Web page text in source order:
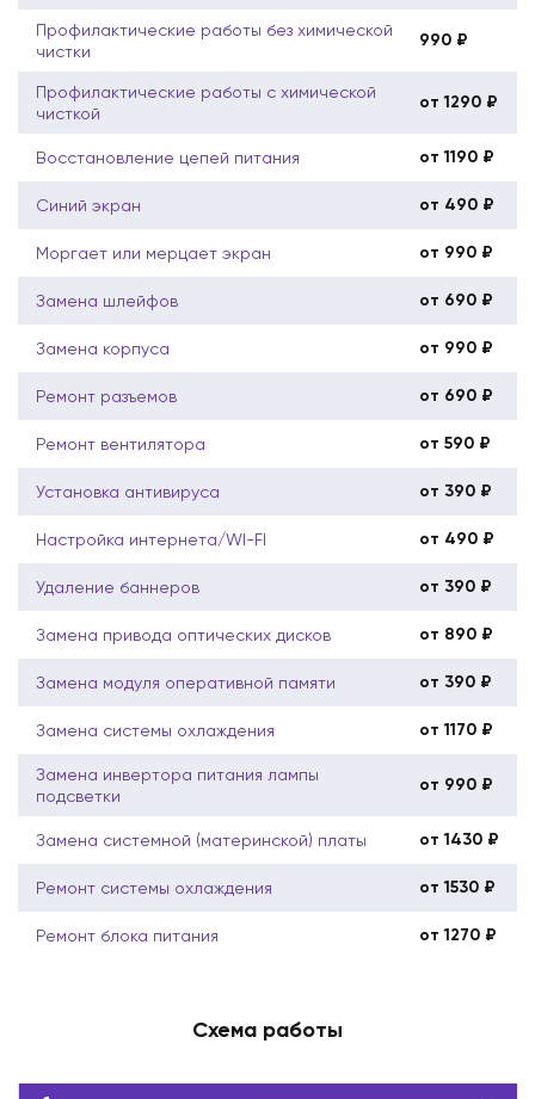
Профилактические работы без химической
чистки
990 ₽
Профилактические работы с химической
чисткой
от 1290 ₽
Восстановление цепей питания от 1190 ₽
Синий экран от 490 ₽
Моргает или мерцает экран от 990 ₽
Замена шлейфов от 690 ₽
Замена корпуса от 990 ₽
Ремонт разъемов от 690 ₽
Ремонт вентилятора от 590 ₽
Установка антивируса от 390 ₽
Настройка интернета/WI-FI от 490 ₽
Удаление баннеров от 390 ₽
Замена привода оптических дисков от 890 ₽
Замена модуля оперативной памяти от 390 ₽
Замена системы охлаждения от 1170 ₽
Замена инвертора питания лампы
подсветки
от 990 ₽
Замена системной (материнской) платы от 1430 ₽
Ремонт системы охлаждения от 1530 ₽
Ремонт блока питания от 1270 ₽
Схема работы